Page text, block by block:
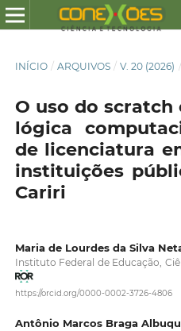
INÍCIO / ARQUIVOS / V. 20 (2026) /
O uso do
lógica
de licenciatura
instituições
Cariri
Maria de Lourdes da Silva
Instituto Federal de Educação,
https://orcid.org/0000-0002-3726-4806
Antônio Marcos Braga